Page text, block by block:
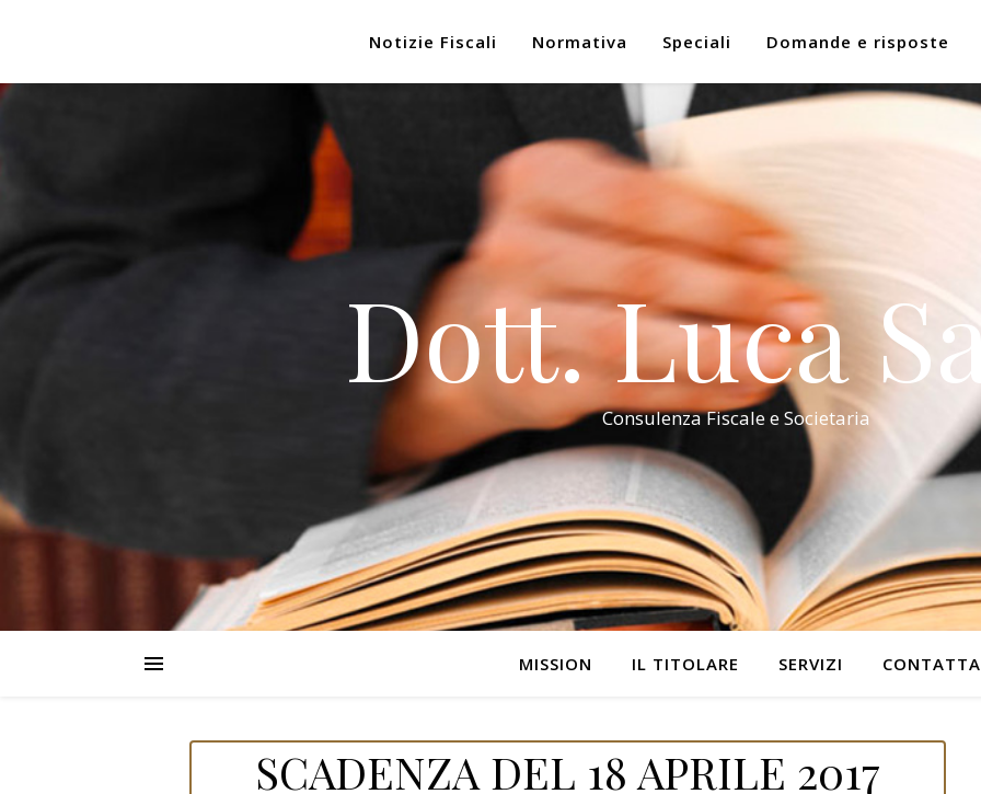
Notizie Fiscali Normativa Speciali Domande e risposte
Dott. Luca
Consulenza Fiscale e Societaria
MISSION IL TITOLARE SERVIZI
SCADENZA DEL 18 APRILE 2017